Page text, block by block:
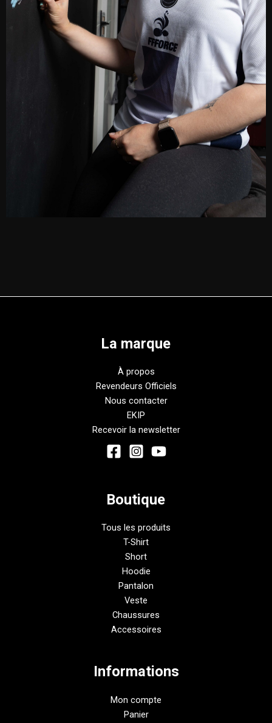
La marque
À propos
Revendeurs Officiels
Nous contacter
EKIP
Recevoir la newsletter
Boutique
Tous les produits
T-Shirt
Short
Hoodie
Pantalon
Veste
Chaussures
Accessoires
Informations
Mon compte
Panier